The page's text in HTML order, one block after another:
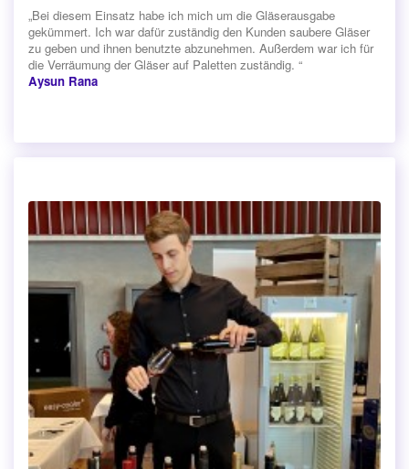
„Bei diesem Einsatz habe ich mich um die Gläserausgabe
gekümmert. Ich war dafür zuständig den Kunden saubere Gläser
zu geben und ihnen benutzte abzunehmen. Außerdem war ich für
die Verräumung der Gläser auf Paletten zuständig. “
Aysun Rana